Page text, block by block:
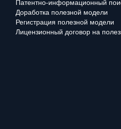
Патентно-информационный
Доработка полезной модели
Регистрация полезной модели
Лицензионный договор на